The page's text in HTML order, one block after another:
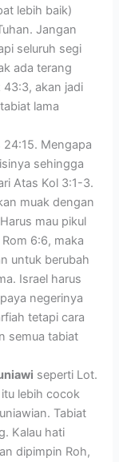
lebih baik)
Jangan
seluruh segi
ada terang
43:3, akan jadi
lama
24:15. Mengapa
sehingga
Atas Kol 3:1-3.
muak dengan
mau pikul
6:6, maka
untuk berubah
Israel harus
negerinya
tetapi cara
semua tabiat
seperti Lot.
itu lebih cocok
Tabiat
Kalau hati
dipimpin Roh,